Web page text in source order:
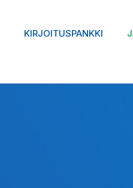
KIRJOITUSPANKKI